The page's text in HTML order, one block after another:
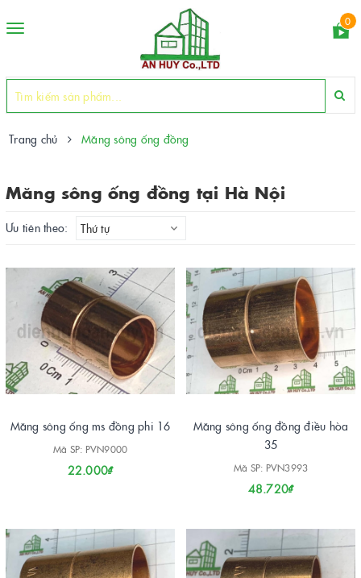
Toggle
0
Trang chủ Măng sông ống đồng
Măng sông ống đồng tại Hà Nội
Ưu tiên theo: Thứ tự
Măng sông ống ms đồng phi 16
Mã SP: PVN9000
22.000₫
Măng sông ống đồng điều hòa
35
Mã SP: PVN3993
48.720₫